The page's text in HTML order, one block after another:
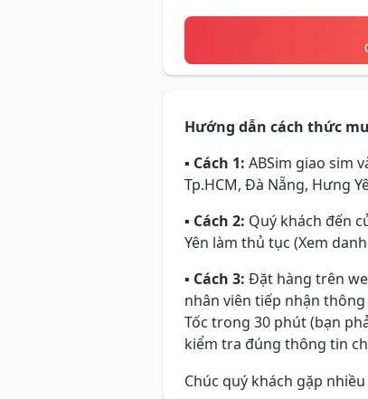
Hướng dẫn cách thức
▪ Cách 1: ABSim giao sim
Tp.HCM, Đà Nẵng, Hưng
▪ Cách 2: Quý khách đến
Yên làm thủ tục (Xem
▪ Cách 3: Đặt hàng trên
nhân viên tiếp nhận
Tốc trong 30 phút (bạn
kiểm tra đúng thông tin
Chúc quý khách gặp